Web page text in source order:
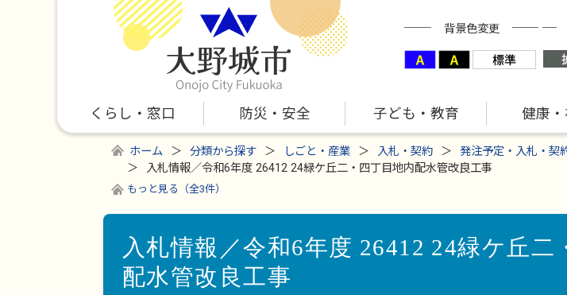
背景色変更
くらし・窓口 防災・安全 子ども・教育 健康
ホーム 分類から探す しごと・産業 入札・契約 発注予定・入札・契
入札情報／令和6年度 26412 24緑ケ丘二・四丁目地内配水管改良工事
もっと見る（全3件）
入札情報／令和6年度 26412 24緑ケ丘二
配水管改良工事